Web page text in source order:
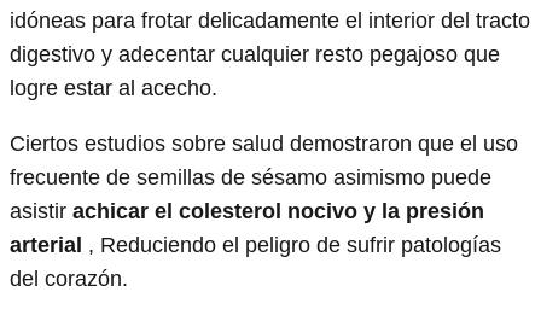
idóneas para frotar delicadamente el interior del tracto
digestivo y adecentar cualquier resto pegajoso que
logre estar al acecho.
Ciertos estudios sobre salud demostraron que el uso
frecuente de semillas de sésamo asimismo puede
asistir achicar el colesterol nocivo y la presión
arterial , Reduciendo el peligro de sufrir patologías
del corazón.